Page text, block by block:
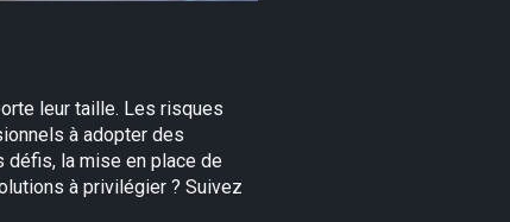
leur taille. Les risques
à adopter des
la mise en place de
à privilégier ? Suivez